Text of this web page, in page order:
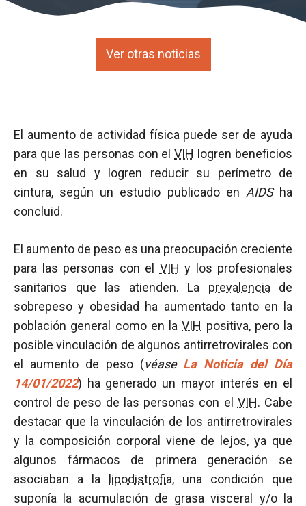
Ver otras noticias
El aumento de actividad física puede ser de ayuda
para que las personas con elVIH logren beneficios
en su salud y logren reducir su perímetro de
cintura, según un estudio publicado en AIDSha
concluid.
El aumento de peso es una preocupación creciente
para las personas con el VIH y los profesionales
sanitarios que las atienden. La prevalencia de
sobrepeso y obesidad ha aumentado tanto en la
población general como en laVIH positiva, pero la
posible vinculación de algunos antirretrovirales con
el aumento de peso (véase La Noticia del Día
14/01/2022) ha generado un mayor interés en el
control de peso de las personas con el VIH. Cabe
destacar que la vinculación de los antirretrovirales
y la composición corporal viene de lejos, ya que
algunos fármacos de primera generación se
asociaban a la
lipodistrofia, una condición que
suponía la acumulación de grasa visceral y/o la